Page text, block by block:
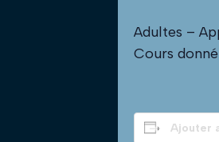
Adultes –
Cours
Ajouter